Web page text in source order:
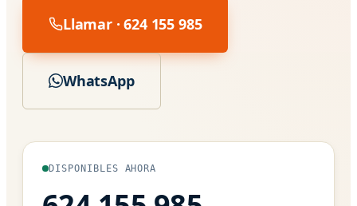
Llamar · 624 155 985
WhatsApp
DISPONIBLES AHORA